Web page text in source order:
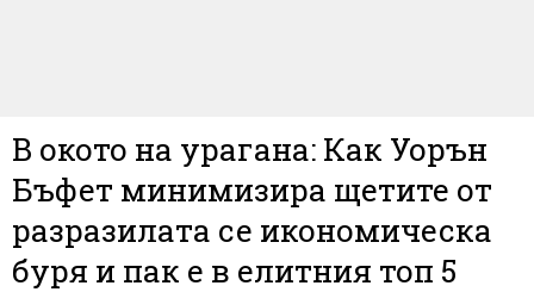
В окото на урагана: Как Уорън
Бъфет минимизира щетите от
разразилата се икономическа
буря и пак е в елитния топ 5